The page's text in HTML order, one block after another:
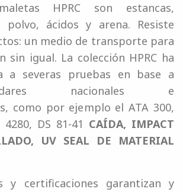
HPRC son estancas,
polvo, ácidos y arena. Resiste
un medio de transporte para
sin igual. La colección HPRC ha
a severas pruebas en base a
nacionales e
como por ejemplo el ATA 300,
4280, DS 81-41 CAÍDA, IMPACT
UV SEAL DE MATERIAL
y certificaciones garantizan y